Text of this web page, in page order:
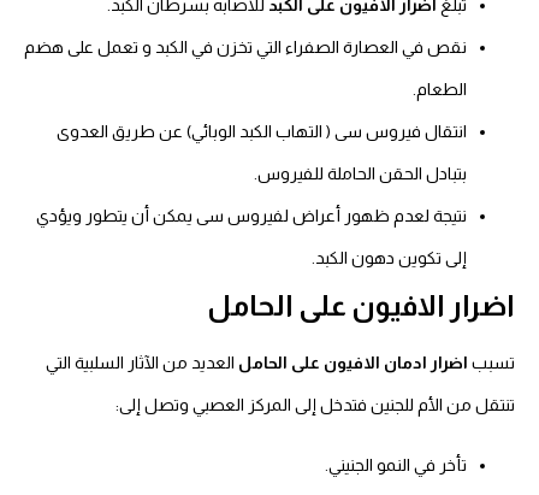
تبلغ اضرار الافيون على الكبد للاصابه بسرطان الكبد.
نقص في العصارة الصفراء التي تخزن في الكبد و تعمل على هضم
الطعام.
انتقال فيروس سى ( التهاب الكبد الوبائي) عن طريق العدوى
بتبادل الحقن الحاملة للفيروس.
نتيجة لعدم ظهور أعراض لفيروس سى يمكن أن يتطور ويؤدي
إلى تكوين دهون الكبد.
اضرار الافيون على الحامل
تسبب اضرار ادمان الافيون على الحامل العديد من الآثار السلبية التي
تنتقل من الأم للجنين فتدخل إلى المركز العصبي وتصل إلى:
تأخر في النمو الجنيني.